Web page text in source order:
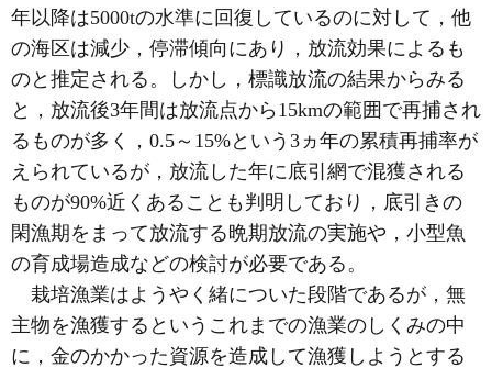
年以降は5000tの水準に回復しているのに対して，他
の海区は減少，停滞傾向にあり，放流効果によるも
のと推定される。しかし，標識放流の結果からみる
と，放流後3年間は放流点から15kmの範囲で再捕され
るものが多く，0.5～15%という3ヵ年の累積再捕率が
えられているが，放流した年に底引網で混獲される
ものが90%近くあることも判明しており，底引きの
閑漁期をまって放流する晩期放流の実施や，小型魚
の育成場造成などの検討が必要である。
栽培漁業はようやく緒についた段階であるが，無
主物を漁獲するというこれまでの漁業のしくみの中
に，金のかかった資源を造成して漁獲しようとする